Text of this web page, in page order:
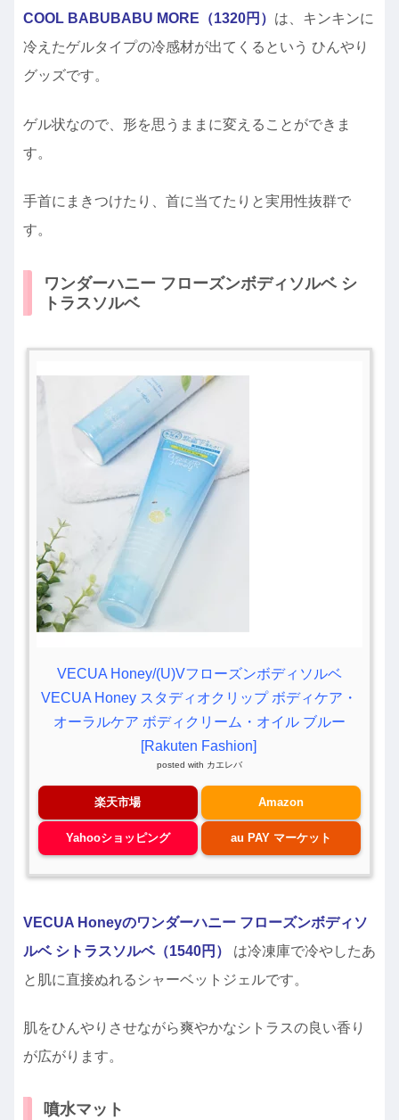
COOL BABUBABU MORE（1320円） は、キンキンに
冷えたゲルタイプの冷感材が出てくるという ひんやり
グッズです。
ゲル状なので、形を思うままに変えることができま
す。
手首にまきつけたり、首に当てたりと実用性抜群で
す。
ワンダーハニー フローズンボディソルベ シ
トラスソルベ
VECUA Honey/(U)Vフローズンボディソルベ
VECUA Honey スタディオクリップ ボディケア・
オーラルケア ボディクリーム・オイル ブルー
[Rakuten Fashion]
posted with カエレバ
楽天市場 Amazon
Yahooショッピング au PAY マーケット
VECUA Honeyのワンダーハニー フローズンボディソ
ルベ シトラスソルベ（1540円）
は冷凍庫で冷やしたあ
と肌に直接ぬれるシャーベットジェルです。
肌をひんやりさせながら爽やかなシトラスの良い香り
が広がります。
噴水マット